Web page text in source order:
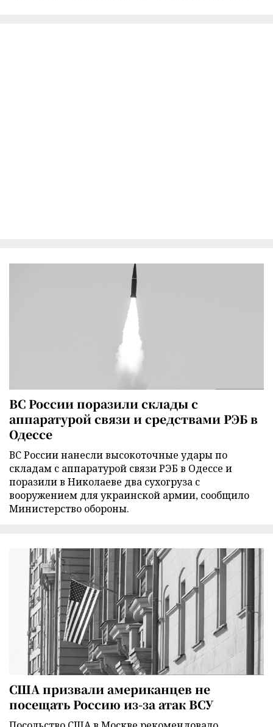
ВС России поразили склады с
аппаратурой связи и средствами РЭБ в
Одессе
ВС России нанесли высокоточные удары по
складам с аппаратурой связи РЭБ в Одессе и
поразили в Николаеве два сухогруза с
вооружением для украинской армии, сообщило
Министерство обороны.
США призвали американцев не
посещать Россию из-за атак ВСУ